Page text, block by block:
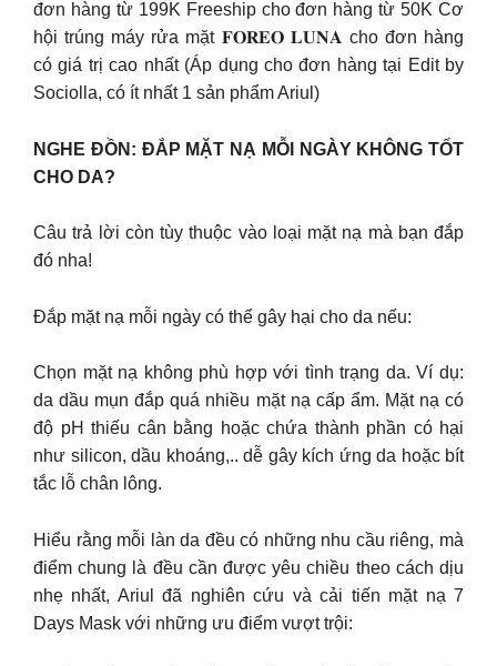
đơn hàng từ 199K Freeship cho đơn hàng từ 50K Cơ
hội trúng máy rửa mặt 𝐅𝐎𝐑𝐄𝐎 𝐋𝐔𝐍𝐀 cho đơn hàng
có giá trị cao nhất (Áp dụng cho đơn hàng tại Edit by
Sociolla, có ít nhất 1 sản phẩm Ariul)
NGHE ĐỒN: ĐẮP MẶT NẠ MỖI NGÀY KHÔNG TỐT
CHO DA?
Câu trả lời còn tùy thuộc vào loại mặt nạ mà bạn đắp
đó nha!
Đắp mặt nạ mỗi ngày có thể gây hại cho da nếu:
Chọn mặt nạ không phù hợp với tình trạng da. Ví dụ:
da dầu mụn đắp quá nhiều mặt nạ cấp ẩm. Mặt nạ có
độ pH thiếu cân bằng hoặc chứa thành phần có hại
như silicon, dầu khoáng,.. dễ gây kích ứng da hoặc bít
tắc lỗ chân lông.
Hiểu rằng mỗi làn da đều có những nhu cầu riêng, mà
điểm chung là đều cần được yêu chiều theo cách dịu
nhẹ nhất, Ariul đã nghiên cứu và cải tiến mặt nạ 7
Days Mask với những ưu điểm vượt trội: